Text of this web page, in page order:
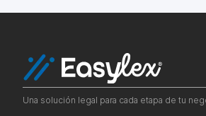
Una solución legal para cada etapa de tu